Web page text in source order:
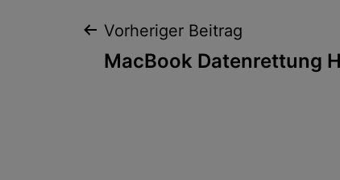
Vorheriger Beitrag
MacBook Datenrettung